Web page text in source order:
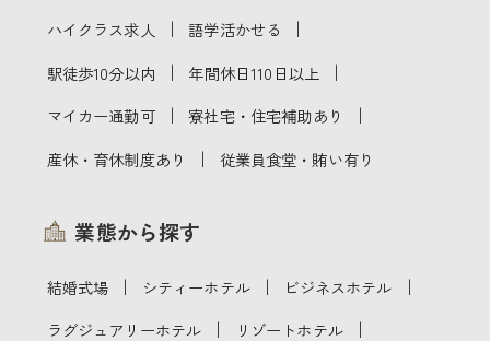
ハイクラス求人 ｜ 語学活かせる ｜
駅徒歩10分以内 ｜ 年間休日110日以上 ｜
マイカー通勤可 ｜ 寮社宅・住宅補助あり ｜
産休・育休制度あり ｜ 従業員食堂・賄い有り
業態から探す
結婚式場 ｜ シティーホテル ｜ ビジネスホテル ｜
ラグジュアリーホテル ｜ リゾートホテル ｜